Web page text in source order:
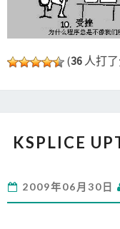
(36 人打
KSPLICE
2009年06月30日